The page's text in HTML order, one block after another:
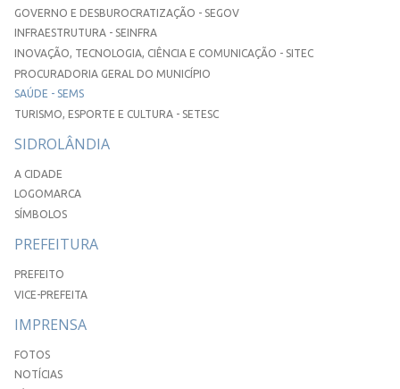
GOVERNO E DESBUROCRATIZAÇÃO - SEGOV
INFRAESTRUTURA - SEINFRA
INOVAÇÃO, TECNOLOGIA, CIÊNCIA E COMUNICAÇÃO - SITEC
PROCURADORIA GERAL DO MUNICÍPIO
SAÚDE - SEMS
TURISMO, ESPORTE E CULTURA - SETESC
SIDROLÂNDIA
A CIDADE
LOGOMARCA
SÍMBOLOS
PREFEITURA
PREFEITO
VICE-PREFEITA
IMPRENSA
FOTOS
NOTÍCIAS